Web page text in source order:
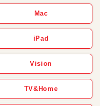
Mac
iPad
Vision
TV&Home